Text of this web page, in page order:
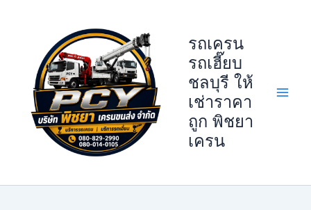
รถเครน
รถเฮี๊ยบ
ชลบุรี ให้
เช่าราคา
ถูก พิชยา
เครน